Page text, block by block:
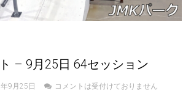
– 9月25日 64セッション
9月25日
コメントは受付けておりません